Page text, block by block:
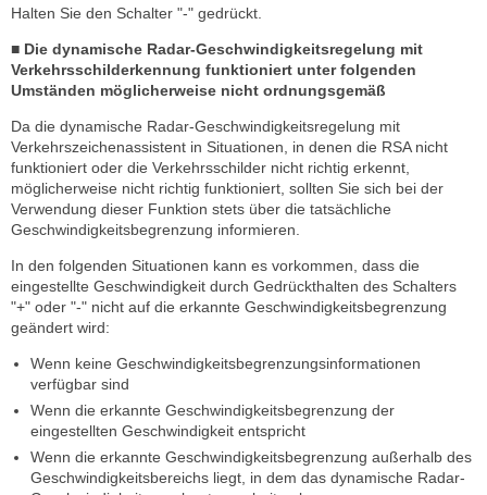
Halten Sie den Schalter "-" gedrückt.
■ Die dynamische Radar-Geschwindigkeitsregelung mit
Verkehrsschilderkennung funktioniert unter folgenden
Umständen möglicherweise nicht ordnungsgemäß
Da die dynamische Radar-Geschwindigkeitsregelung mit
Verkehrszeichenassistent in Situationen, in denen die RSA nicht
funktioniert oder die Verkehrsschilder nicht richtig erkennt,
möglicherweise nicht richtig funktioniert, sollten Sie sich bei der
Verwendung dieser Funktion stets über die tatsächliche
Geschwindigkeitsbegrenzung informieren.
In den folgenden Situationen kann es vorkommen, dass die
eingestellte Geschwindigkeit durch Gedrückthalten des Schalters
"+" oder "-" nicht auf die erkannte Geschwindigkeitsbegrenzung
geändert wird:
Wenn keine Geschwindigkeitsbegrenzungsinformationen
verfügbar sind
Wenn die erkannte Geschwindigkeitsbegrenzung der
eingestellten Geschwindigkeit entspricht
Wenn die erkannte Geschwindigkeitsbegrenzung außerhalb des
Geschwindigkeitsbereichs liegt, in dem das dynamische Radar-